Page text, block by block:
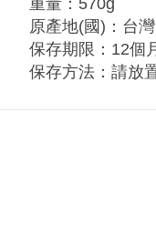
重量：570g
原產地(國)：台灣
保存期限：12個
保存方法：請放